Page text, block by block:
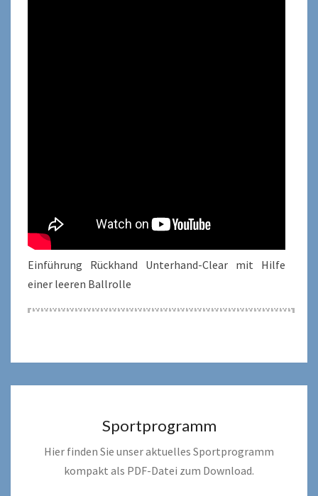
Einführung Rückhand Unterhand-Clear mit Hilfe
einer leeren Ballrolle
Sportprogramm
Hier finden Sie unser aktuelles Sportprogramm
kompakt als PDF-Datei zum Download.